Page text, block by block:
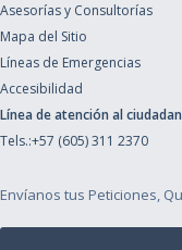
Asesorías y Consultorías
Mapa del Sitio
Líneas de Emergencias
Accesibilidad
Línea de atención al
Tels.:+57 (605) 311 2370
Envíanos tus Peticiones,